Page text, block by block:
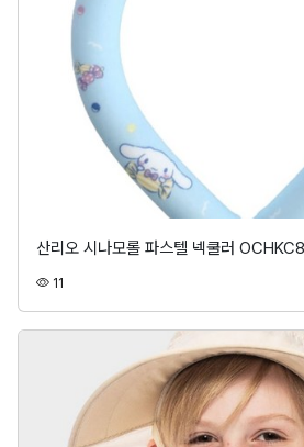
산리오 시나모롤 파스텔 넥쿨러
11